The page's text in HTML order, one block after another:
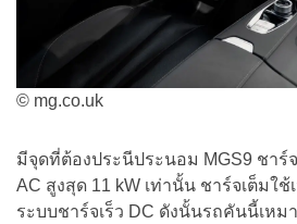
© mg.co.uk
มีจุดที่ต้องประนีประนอม MGS9 ชาร์
AC สูงสุด 11 kW เท่านั้น ชาร์จเต็มใช้
ระบบชาร์จเร็ว DC ดังนั้นรถคันนี้เห